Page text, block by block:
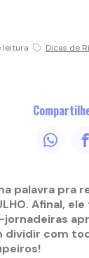
leitura Dicas de
palavra pra
Afinal,
jornadeiras
dividir com